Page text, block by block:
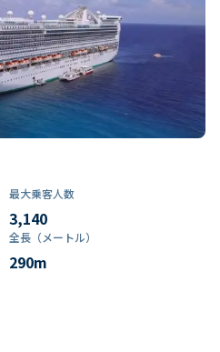
最大乗客人数
3,140
全長（メートル）
290m